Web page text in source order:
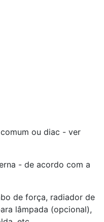
ou diac - ver
- de acordo com a
de força, radiador de
lâmpada (opcional),